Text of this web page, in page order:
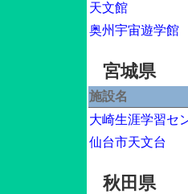
天文館
奥州宇宙遊学館
宮城県
施設名
大崎生涯学習セ
仙台市天文台
秋田県